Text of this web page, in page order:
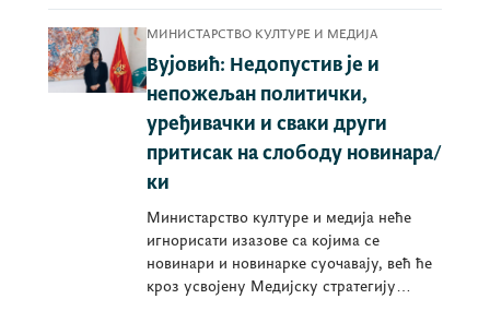
МИНИСТАРСТВО КУЛТУРЕ И МЕДИЈА
Вујовић: Недопустив је и
непожељан политички,
уређивачки и сваки други
притисак на слободу новинара/
ки
Министарство културе и медија неће
игнорисати изазове са којима се
новинари и новинарке суочавају, већ ће
кроз усвојену Медијску стратегију